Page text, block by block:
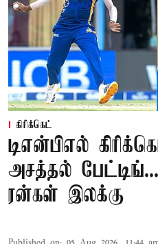
கிரிக்கெட்
டிஎன்பிஎல்
அசத்தல் பேட்டிங்...
ரன்கள் இலக்கு